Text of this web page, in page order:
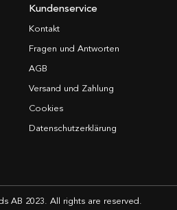
Kundenservice
Kontakt
Fragen und Antworten
AGB
Versand und Zahlung
Cookies
Datenschutzerklärung
AB 2023. All rights are reserved.